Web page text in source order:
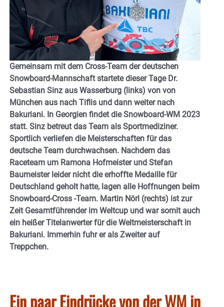
Gemeinsam mit dem Cross-Team der deutschen
Snowboard-Mannschaft startete dieser Tage Dr.
Sebastian Sinz aus Wasserburg (links) von von
München aus nach Tiflis und dann weiter nach
Bakuriani. In Georgien findet die Snowboard-WM 2023
statt. Sinz betreut das Team als Sportmediziner.
Sportlich verliefen die Meisterschaften für das
deutsche Team durchwachsen. Nachdem das
Raceteam um Ramona Hofmeister und Stefan
Baumeister leider nicht die erhoffte Medaille für
Deutschland geholt hatte, lagen alle Hoffnungen beim
Snowboard-Cross -Team. Martin Nörl (rechts) ist zur
Zeit Gesamtführender im Weltcup und war somit auch
ein heißer Titelanwerter für die Weltmeisterschaft in
Bakuriani. Immerhin fuhr er als Zweiter auf
Treppchen.
Ein paar Eindrücke von der WM in